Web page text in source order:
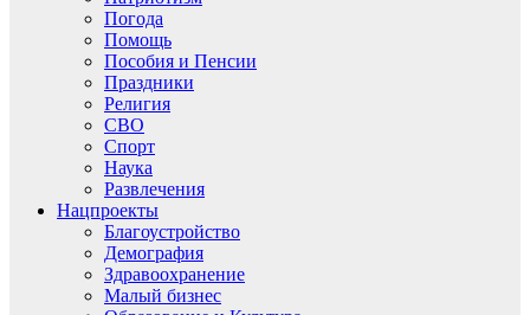
Погода
Помощь
Пособия и Пенсии
Праздники
Религия
СВО
Спорт
Наука
Развлечения
Нацпроекты
Благоустройство
Демография
Здравоохранение
Малый бизнес